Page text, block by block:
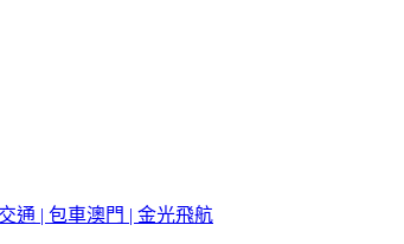
通 | 包車澳門 | 金光飛航